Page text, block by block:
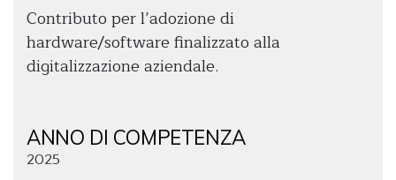
Contributo per l’adozione di
hardware/software finalizzato alla
digitalizzazione aziendale.
ANNO DI COMPETENZA
2025